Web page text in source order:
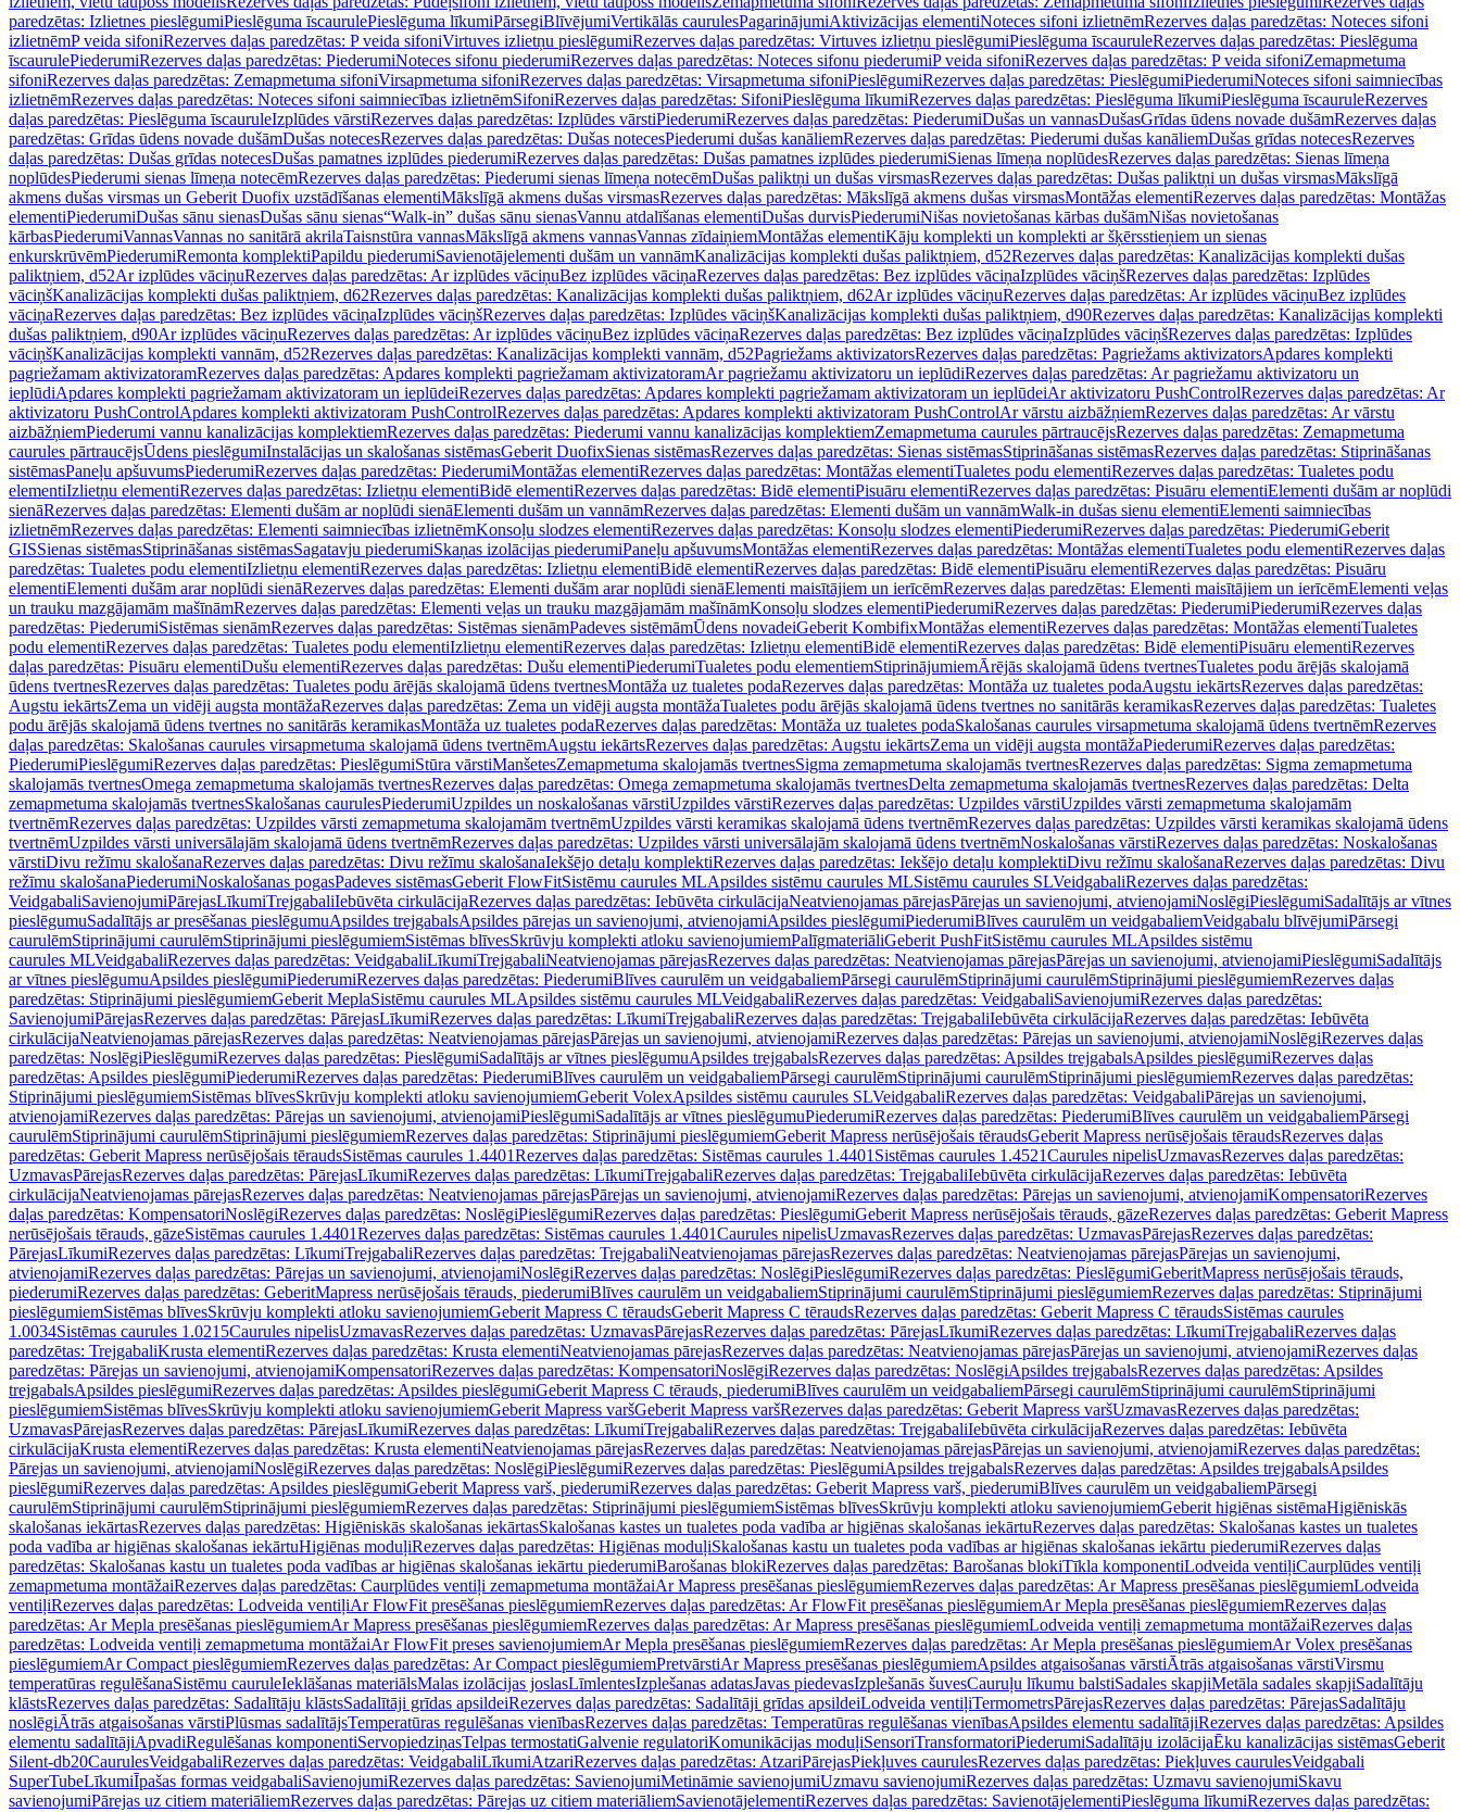
paredzētas: Izlietnes pieslēgumiPieslēguma īscaurulePieslēguma līkumiPārsegiBlīvējumiVertikālās caurulesPagarinājumiAktivizācijas elementiNoteces sifoni izlietnēmRezerves daļas paredzētas: Noteces sifoni
izlietnēmP veida sifoniRezerves daļas paredzētas: P veida sifoniVirtuves izlietņu pieslēgumiRezerves daļas paredzētas: Virtuves izlietņu pieslēgumiPieslēguma īscauruleRezerves daļas paredzētas: Pieslēguma
īscaurulePiederumiRezerves daļas paredzētas: PiederumiNoteces sifonu piederumiRezerves daļas paredzētas: Noteces sifonu piederumiP veida sifoniRezerves daļas paredzētas: P veida sifoniZemapmetuma
sifoniRezerves daļas paredzētas: Zemapmetuma sifoniVirsapmetuma sifoniRezerves daļas paredzētas: Virsapmetuma sifoniPieslēgumiRezerves daļas paredzētas: PieslēgumiPiederumiNoteces sifoni saimniecības
izlietnēmRezerves daļas paredzētas: Noteces sifoni saimniecības izlietnēmSifoniRezerves daļas paredzētas: SifoniPieslēguma līkumiRezerves daļas paredzētas: Pieslēguma līkumiPieslēguma īscauruleRezerves
daļas paredzētas: Pieslēguma īscauruleIzplūdes vārstiRezerves daļas paredzētas: Izplūdes vārstiPiederumiRezerves daļas paredzētas: PiederumiDušas un vannasDušasGrīdas ūdens novade dušāmRezerves daļas
paredzētas: Grīdas ūdens novade dušāmDušas notecesRezerves daļas paredzētas: Dušas notecesPiederumi dušas kanāliemRezerves daļas paredzētas: Piederumi dušas kanāliemDušas grīdas notecesRezerves
daļas paredzētas: Dušas grīdas notecesDušas pamatnes izplūdes piederumiRezerves daļas paredzētas: Dušas pamatnes izplūdes piederumiSienas līmeņa noplūdesRezerves daļas paredzētas: Sienas līmeņa
noplūdesPiederumi sienas līmeņa notecēmRezerves daļas paredzētas: Piederumi sienas līmeņa notecēmDušas paliktņi un dušas virsmasRezerves daļas paredzētas: Dušas paliktņi un dušas virsmasMākslīgā
akmens dušas virsmas un Geberit Duofix uzstādīšanas elementiMākslīgā akmens dušas virsmasRezerves daļas paredzētas: Mākslīgā akmens dušas virsmasMontāžas elementiRezerves daļas paredzētas: Montāžas
elementiPiederumiDušas sānu sienasDušas sānu sienas“Walk-in” dušas sānu sienasVannu atdalīšanas elementiDušas durvisPiederumiNišas novietošanas kārbas dušāmNišas novietošanas
kārbasPiederumiVannasVannas no sanitārā akrilaTaisnstūra vannasMākslīgā akmens vannasVannas zīdaiņiemMontāžas elementiKāju komplekti un komplekti ar šķērsstieņiem un sienas
enkurskrūvēmPiederumiRemonta komplektiPapildu piederumiSavienotājelementi dušām un vannāmKanalizācijas komplekti dušas paliktņiem, d52Rezerves daļas paredzētas: Kanalizācijas komplekti dušas
paliktņiem, d52Ar izplūdes vāciņuRezerves daļas paredzētas: Ar izplūdes vāciņuBez izplūdes vāciņaRezerves daļas paredzētas: Bez izplūdes vāciņaIzplūdes vāciņšRezerves daļas paredzētas: Izplūdes
vāciņšKanalizācijas komplekti dušas paliktņiem, d62Rezerves daļas paredzētas: Kanalizācijas komplekti dušas paliktņiem, d62Ar izplūdes vāciņuRezerves daļas paredzētas: Ar izplūdes vāciņuBez izplūdes
vāciņaRezerves daļas paredzētas: Bez izplūdes vāciņaIzplūdes vāciņšRezerves daļas paredzētas: Izplūdes vāciņšKanalizācijas komplekti dušas paliktņiem, d90Rezerves daļas paredzētas: Kanalizācijas komplekti
dušas paliktņiem, d90Ar izplūdes vāciņuRezerves daļas paredzētas: Ar izplūdes vāciņuBez izplūdes vāciņaRezerves daļas paredzētas: Bez izplūdes vāciņaIzplūdes vāciņšRezerves daļas paredzētas: Izplūdes
vāciņšKanalizācijas komplekti vannām, d52Rezerves daļas paredzētas: Kanalizācijas komplekti vannām, d52Pagriežams aktivizatorsRezerves daļas paredzētas: Pagriežams aktivizatorsApdares komplekti
pagriežamam aktivizatoramRezerves daļas paredzētas: Apdares komplekti pagriežamam aktivizatoramAr pagriežamu aktivizatoru un ieplūdiRezerves daļas paredzētas: Ar pagriežamu aktivizatoru un
ieplūdiApdares komplekti pagriežamam aktivizatoram un ieplūdeiRezerves daļas paredzētas: Apdares komplekti pagriežamam aktivizatoram un ieplūdeiAr aktivizatoru PushControlRezerves daļas paredzētas: Ar
aktivizatoru PushControlApdares komplekti aktivizatoram PushControlRezerves daļas paredzētas: Apdares komplekti aktivizatoram PushControlAr vārstu aizbāžņiemRezerves daļas paredzētas: Ar vārstu
aizbāžņiemPiederumi vannu kanalizācijas komplektiemRezerves daļas paredzētas: Piederumi vannu kanalizācijas komplektiemZemapmetuma caurules pārtraucējsRezerves daļas paredzētas: Zemapmetuma
caurules pārtraucējsŪdens pieslēgumiInstalācijas un skalošanas sistēmasGeberit DuofixSienas sistēmasRezerves daļas paredzētas: Sienas sistēmasStiprināšanas sistēmasRezerves daļas paredzētas: Stiprināšanas
sistēmasPaneļu apšuvumsPiederumiRezerves daļas paredzētas: PiederumiMontāžas elementiRezerves daļas paredzētas: Montāžas elementiTualetes podu elementiRezerves daļas paredzētas: Tualetes podu
elementiIzlietņu elementiRezerves daļas paredzētas: Izlietņu elementiBidē elementiRezerves daļas paredzētas: Bidē elementiPisuāru elementiRezerves daļas paredzētas: Pisuāru elementiElementi dušām ar noplūdi
sienāRezerves daļas paredzētas: Elementi dušām ar noplūdi sienāElementi dušām un vannāmRezerves daļas paredzētas: Elementi dušām un vannāmWalk-in dušas sienu elementiElementi saimniecības
izlietnēmRezerves daļas paredzētas: Elementi saimniecības izlietnēmKonsoļu slodzes elementiRezerves daļas paredzētas: Konsoļu slodzes elementiPiederumiRezerves daļas paredzētas: PiederumiGeberit
GISSienas sistēmasStiprināšanas sistēmasSagatavju piederumiSkaņas izolācijas piederumiPaneļu apšuvumsMontāžas elementiRezerves daļas paredzētas: Montāžas elementiTualetes podu elementiRezerves daļas
paredzētas: Tualetes podu elementiIzlietņu elementiRezerves daļas paredzētas: Izlietņu elementiBidē elementiRezerves daļas paredzētas: Bidē elementiPisuāru elementiRezerves daļas paredzētas: Pisuāru
elementiElementi dušām arar noplūdi sienāRezerves daļas paredzētas: Elementi dušām arar noplūdi sienāElementi maisītājiem un ierīcēmRezerves daļas paredzētas: Elementi maisītājiem un ierīcēmElementi veļas
un trauku mazgājamām mašīnāmRezerves daļas paredzētas: Elementi veļas un trauku mazgājamām mašīnāmKonsoļu slodzes elementiPiederumiRezerves daļas paredzētas: PiederumiPiederumiRezerves daļas
paredzētas: PiederumiSistēmas sienāmRezerves daļas paredzētas: Sistēmas sienāmPadeves sistēmāmŪdens novadeiGeberit KombifixMontāžas elementiRezerves daļas paredzētas: Montāžas elementiTualetes
podu elementiRezerves daļas paredzētas: Tualetes podu elementiIzlietņu elementiRezerves daļas paredzētas: Izlietņu elementiBidē elementiRezerves daļas paredzētas: Bidē elementiPisuāru elementiRezerves
daļas paredzētas: Pisuāru elementiDušu elementiRezerves daļas paredzētas: Dušu elementiPiederumiTualetes podu elementiemStiprinājumiemĀrējās skalojamā ūdens tvertnesTualetes podu ārējās skalojamā
ūdens tvertnesRezerves daļas paredzētas: Tualetes podu ārējās skalojamā ūdens tvertnesMontāža uz tualetes podaRezerves daļas paredzētas: Montāža uz tualetes podaAugstu iekārtsRezerves daļas paredzētas:
Augstu iekārtsZema un vidēji augsta montāžaRezerves daļas paredzētas: Zema un vidēji augsta montāžaTualetes podu ārējās skalojamā ūdens tvertnes no sanitārās keramikasRezerves daļas paredzētas: Tualetes
podu ārējās skalojamā ūdens tvertnes no sanitārās keramikasMontāža uz tualetes podaRezerves daļas paredzētas: Montāža uz tualetes podaSkalošanas caurules virsapmetuma skalojamā ūdens tvertnēmRezerves
daļas paredzētas: Skalošanas caurules virsapmetuma skalojamā ūdens tvertnēmAugstu iekārtsRezerves daļas paredzētas: Augstu iekārtsZema un vidēji augsta montāžaPiederumiRezerves daļas paredzētas:
PiederumiPieslēgumiRezerves daļas paredzētas: PieslēgumiStūra vārstiManšetesZemapmetuma skalojamās tvertnesSigma zemapmetuma skalojamās tvertnesRezerves daļas paredzētas: Sigma zemapmetuma
skalojamās tvertnesOmega zemapmetuma skalojamās tvertnesRezerves daļas paredzētas: Omega zemapmetuma skalojamās tvertnesDelta zemapmetuma skalojamās tvertnesRezerves daļas paredzētas: Delta
zemapmetuma skalojamās tvertnesSkalošanas caurulesPiederumiUzpildes un noskalošanas vārstiUzpildes vārstiRezerves daļas paredzētas: Uzpildes vārstiUzpildes vārsti zemapmetuma skalojamām
tvertnēmRezerves daļas paredzētas: Uzpildes vārsti zemapmetuma skalojamām tvertnēmUzpildes vārsti keramikas skalojamā ūdens tvertnēmRezerves daļas paredzētas: Uzpildes vārsti keramikas skalojamā ūdens
tvertnēmUzpildes vārsti universālajām skalojamā ūdens tvertnēmRezerves daļas paredzētas: Uzpildes vārsti universālajām skalojamā ūdens tvertnēmNoskalošanas vārstiRezerves daļas paredzētas: Noskalošanas
vārstiDivu režīmu skalošanaRezerves daļas paredzētas: Divu režīmu skalošanaIekšējo detaļu komplektiRezerves daļas paredzētas: Iekšējo detaļu komplektiDivu režīmu skalošanaRezerves daļas paredzētas: Divu
režīmu skalošanaPiederumiNoskalošanas pogasPadeves sistēmasGeberit FlowFitSistēmu caurules MLApsildes sistēmu caurules MLSistēmu caurules SLVeidgabaliRezerves daļas paredzētas:
VeidgabaliSavienojumiPārejasLīkumiTrejgabaliIebūvēta cirkulācijaRezerves daļas paredzētas: Iebūvēta cirkulācijaNeatvienojamas pārejasPārejas un savienojumi, atvienojamiNoslēgiPieslēgumiSadalītājs ar vītnes
pieslēgumuSadalītājs ar presēšanas pieslēgumuApsildes trejgabalsApsildes pārejas un savienojumi, atvienojamiApsildes pieslēgumiPiederumiBlīves caurulēm un veidgabaliemVeidgabalu blīvējumiPārsegi
caurulēmStiprinājumi caurulēmStiprinājumi pieslēgumiemSistēmas blīvesSkrūvju komplekti atloku savienojumiemPalīgmateriāliGeberit PushFitSistēmu caurules MLApsildes sistēmu
caurules MLVeidgabaliRezerves daļas paredzētas: VeidgabaliLīkumiTrejgabaliNeatvienojamas pārejasRezerves daļas paredzētas: Neatvienojamas pārejasPārejas un savienojumi, atvienojamiPieslēgumiSadalītājs
ar vītnes pieslēgumuApsildes pieslēgumiPiederumiRezerves daļas paredzētas: PiederumiBlīves caurulēm un veidgabaliemPārsegi caurulēmStiprinājumi caurulēmStiprinājumi pieslēgumiemRezerves daļas
paredzētas: Stiprinājumi pieslēgumiemGeberit MeplaSistēmu caurules MLApsildes sistēmu caurules MLVeidgabaliRezerves daļas paredzētas: VeidgabaliSavienojumiRezerves daļas paredzētas:
SavienojumiPārejasRezerves daļas paredzētas: PārejasLīkumiRezerves daļas paredzētas: LīkumiTrejgabaliRezerves daļas paredzētas: TrejgabaliIebūvēta cirkulācijaRezerves daļas paredzētas: Iebūvēta
cirkulācijaNeatvienojamas pārejasRezerves daļas paredzētas: Neatvienojamas pārejasPārejas un savienojumi, atvienojamiRezerves daļas paredzētas: Pārejas un savienojumi, atvienojamiNoslēgiRezerves daļas
paredzētas: NoslēgiPieslēgumiRezerves daļas paredzētas: PieslēgumiSadalītājs ar vītnes pieslēgumuApsildes trejgabalsRezerves daļas paredzētas: Apsildes trejgabalsApsildes pieslēgumiRezerves daļas
paredzētas: Apsildes pieslēgumiPiederumiRezerves daļas paredzētas: PiederumiBlīves caurulēm un veidgabaliemPārsegi caurulēmStiprinājumi caurulēmStiprinājumi pieslēgumiemRezerves daļas paredzētas:
Stiprinājumi pieslēgumiemSistēmas blīvesSkrūvju komplekti atloku savienojumiemGeberit VolexApsildes sistēmu caurules SLVeidgabaliRezerves daļas paredzētas: VeidgabaliPārejas un savienojumi,
atvienojamiRezerves daļas paredzētas: Pārejas un savienojumi, atvienojamiPieslēgumiSadalītājs ar vītnes pieslēgumuPiederumiRezerves daļas paredzētas: PiederumiBlīves caurulēm un veidgabaliemPārsegi
caurulēmStiprinājumi caurulēmStiprinājumi pieslēgumiemRezerves daļas paredzētas: Stiprinājumi pieslēgumiemGeberit Mapress nerūsējošais tēraudsGeberit Mapress nerūsējošais tēraudsRezerves daļas
paredzētas: Geberit Mapress nerūsējošais tēraudsSistēmas caurules 1.4401Rezerves daļas paredzētas: Sistēmas caurules 1.4401 Sistēmas caurules 1.4521Caurules nipelisUzmavasRezerves daļas paredzētas:
UzmavasPārejasRezerves daļas paredzētas: PārejasLīkumiRezerves daļas paredzētas: LīkumiTrejgabaliRezerves daļas paredzētas: TrejgabaliIebūvēta cirkulācijaRezerves daļas paredzētas: Iebūvēta
cirkulācijaNeatvienojamas pārejasRezerves daļas paredzētas: Neatvienojamas pārejasPārejas un savienojumi, atvienojamiRezerves daļas paredzētas: Pārejas un savienojumi, atvienojamiKompensatoriRezerves
daļas paredzētas: KompensatoriNoslēgiRezerves daļas paredzētas: NoslēgiPieslēgumiRezerves daļas paredzētas: PieslēgumiGeberit Mapress nerūsējošais tērauds, gāzeRezerves daļas paredzētas: Geberit Mapress
nerūsējošais tērauds, gāzeSistēmas caurules 1.4401Rezerves daļas paredzētas: Sistēmas caurules 1.4401Caurules nipelisUzmavasRezerves daļas paredzētas: UzmavasPārejasRezerves daļas paredzētas:
PārejasLīkumiRezerves daļas paredzētas: LīkumiTrejgabaliRezerves daļas paredzētas: TrejgabaliNeatvienojamas pārejasRezerves daļas paredzētas: Neatvienojamas pārejasPārejas un savienojumi,
atvienojamiRezerves daļas paredzētas: Pārejas un savienojumi, atvienojamiNoslēgiRezerves daļas paredzētas: NoslēgiPieslēgumiRezerves daļas paredzētas: PieslēgumiGeberitMapress nerūsējošais tērauds,
piederumiRezerves daļas paredzētas: GeberitMapress nerūsējošais tērauds, piederumiBlīves caurulēm un veidgabaliemStiprinājumi caurulēmStiprinājumi pieslēgumiemRezerves daļas paredzētas: Stiprinājumi
pieslēgumiemSistēmas blīvesSkrūvju komplekti atloku savienojumiemGeberit Mapress C tēraudsGeberit Mapress C tēraudsRezerves daļas paredzētas: Geberit Mapress C tēraudsSistēmas caurules
1.0034Sistēmas caurules 1.0215Caurules nipelisUzmavasRezerves daļas paredzētas: UzmavasPārejasRezerves daļas paredzētas: PārejasLīkumiRezerves daļas paredzētas: LīkumiTrejgabaliRezerves daļas
paredzētas: TrejgabaliKrusta elementiRezerves daļas paredzētas: Krusta elementiNeatvienojamas pārejasRezerves daļas paredzētas: Neatvienojamas pārejasPārejas un savienojumi, atvienojamiRezerves daļas
paredzētas: Pārejas un savienojumi, atvienojamiKompensatoriRezerves daļas paredzētas: KompensatoriNoslēgiRezerves daļas paredzētas: NoslēgiApsildes trejgabalsRezerves daļas paredzētas: Apsildes
trejgabalsApsildes pieslēgumiRezerves daļas paredzētas: Apsildes pieslēgumiGeberit Mapress C tērauds, piederumiBlīves caurulēm un veidgabaliemPārsegi caurulēmStiprinājumi caurulēmStiprinājumi
pieslēgumiemSistēmas blīvesSkrūvju komplekti atloku savienojumiemGeberit Mapress varšGeberit Mapress varšRezerves daļas paredzētas: Geberit Mapress varšUzmavasRezerves daļas paredzētas:
UzmavasPārejasRezerves daļas paredzētas: PārejasLīkumiRezerves daļas paredzētas: LīkumiTrejgabaliRezerves daļas paredzētas: TrejgabaliIebūvēta cirkulācijaRezerves daļas paredzētas: Iebūvēta
cirkulācijaKrusta elementiRezerves daļas paredzētas: Krusta elementiNeatvienojamas pārejasRezerves daļas paredzētas: Neatvienojamas pārejasPārejas un savienojumi, atvienojamiRezerves daļas paredzētas:
Pārejas un savienojumi, atvienojamiNoslēgiRezerves daļas paredzētas: NoslēgiPieslēgumiRezerves daļas paredzētas: PieslēgumiApsildes trejgabalsRezerves daļas paredzētas: Apsildes trejgabalsApsildes
pieslēgumiRezerves daļas paredzētas: Apsildes pieslēgumiGeberit Mapress varš, piederumiRezerves daļas paredzētas: Geberit Mapress varš, piederumiBlīves caurulēm un veidgabaliemPārsegi
caurulēmStiprinājumi caurulēmStiprinājumi pieslēgumiemRezerves daļas paredzētas: Stiprinājumi pieslēgumiemSistēmas blīvesSkrūvju komplekti atloku savienojumiemGeberit higiēnas sistēmaHigiēniskās
skalošanas iekārtasRezerves daļas paredzētas: Higiēniskās skalošanas iekārtasSkalošanas kastes un tualetes poda vadība ar higiēnas skalošanas iekārtuRezerves daļas paredzētas: Skalošanas kastes un tualetes
poda vadība ar higiēnas skalošanas iekārtuHigiēnas moduļiRezerves daļas paredzētas: Higiēnas moduļiSkalošanas kastu un tualetes poda vadības ar higiēnas skalošanas iekārtu piederumiRezerves daļas
paredzētas: Skalošanas kastu un tualetes poda vadības ar higiēnas skalošanas iekārtu piederumiBarošanas blokiRezerves daļas paredzētas: Barošanas blokiTīkla komponentiLodveida ventiļiCaurplūdes ventiļi
zemapmetuma montāžaiRezerves daļas paredzētas: Caurplūdes ventiļi zemapmetuma montāžaiAr Mapress presēšanas pieslēgumiemRezerves daļas paredzētas: Ar Mapress presēšanas pieslēgumiemLodveida
ventiļiRezerves daļas paredzētas: Lodveida ventiļiAr FlowFit presēšanas pieslēgumiemRezerves daļas paredzētas: Ar FlowFit presēšanas pieslēgumiemAr Mepla presēšanas pieslēgumiemRezerves daļas
paredzētas: Ar Mepla presēšanas pieslēgumiemAr Mapress presēšanas pieslēgumiemRezerves daļas paredzētas: Ar Mapress presēšanas pieslēgumiemLodveida ventiļi zemapmetuma montāžaiRezerves daļas
paredzētas: Lodveida ventiļi zemapmetuma montāžaiAr FlowFit preses savienojumiemAr Mepla presēšanas pieslēgumiemRezerves daļas paredzētas: Ar Mepla presēšanas pieslēgumiemAr Volex presēšanas
pieslēgumiemAr Compact pieslēgumiemRezerves daļas paredzētas: Ar Compact pieslēgumiemPretvārstiAr Mapress presēšanas pieslēgumiemApsildes atgaisošanas vārstiĀtrās atgaisošanas vārstiVirsmu
temperatūras regulēšanaSistēmu cauruleIeklāšanas materiālsMalas izolācijas joslasLīmlentesIzplešanas adatasJavas piedevasIzplešanās šuvesCauruļu līkumu balstiSadales skapjiMetāla sadales skapjiSadalītāju
klāstsRezerves daļas paredzētas: Sadalītāju klāstsSadalītāji grīdas apsildeiRezerves daļas paredzētas: Sadalītāji grīdas apsildeiLodveida ventiļiTermometrsPārejasRezerves daļas paredzētas: PārejasSadalītāju
noslēgiĀtrās atgaisošanas vārstiPlūsmas sadalītājsTemperatūras regulēšanas vienībasRezerves daļas paredzētas: Temperatūras regulēšanas vienībasApsildes elementu sadalītājiRezerves daļas paredzētas: Apsildes
elementu sadalītājiApvadiRegulēšanas komponentiServopiedziņasTelpas termostatiGalvenie regulatoriKomunikācijas moduļiSensoriTransformatoriPiederumiSadalītāju izolācijaĒku kanalizācijas sistēmasGeberit
Silent-db20CaurulesVeidgabaliRezerves daļas paredzētas: VeidgabaliLīkumiAtzariRezerves daļas paredzētas: AtzariPārejasPiekļuves caurulesRezerves daļas paredzētas: Piekļuves caurulesVeidgabali
SuperTubeLīkumiĪpašas formas veidgabaliSavienojumiRezerves daļas paredzētas: SavienojumiMetināmie savienojumiUzmavu savienojumiRezerves daļas paredzētas: Uzmavu savienojumiSkavu
savienojumiPārejas uz citiem materiāliemRezerves daļas paredzētas: Pārejas uz citiem materiāliemSavienotājelementiRezerves daļas paredzētas: SavienotājelementiPieslēguma līkumiRezerves daļas paredzētas: